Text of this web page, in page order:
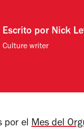
Escrito por Nick
Culture writer
por el Mes del